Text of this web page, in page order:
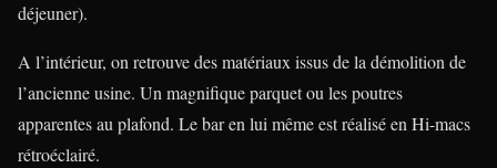
déjeuner).
A l’intérieur, on retrouve des matériaux issus de la démolition de
l’ancienne usine. Un magnifique parquet ou les poutres
apparentes au plafond. Le bar en lui même est réalisé en Hi-macs
rétroéclairé.